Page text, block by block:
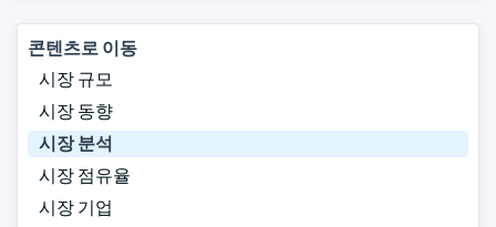
콘텐츠로 이동
시장 규모
시장 동향
시장 분석
시장 점유율
시장 기업